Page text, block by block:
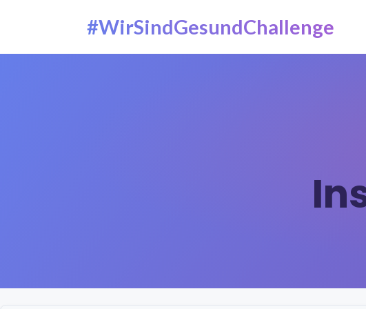
#WirSindGesundChallenge